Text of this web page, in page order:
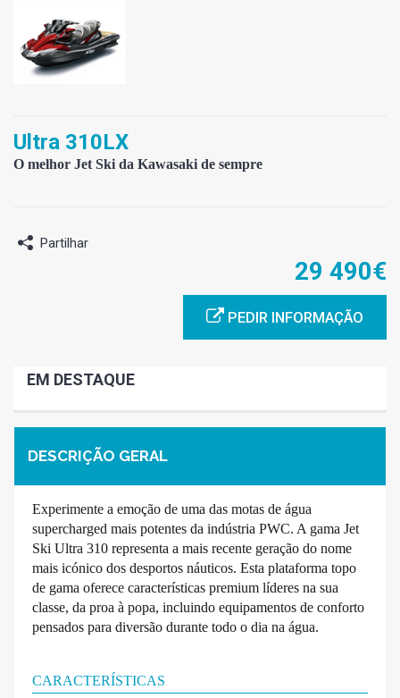
Ultra 310LX
O melhor Jet Ski da Kawasaki de sempre
Partilhar
29 490€
PEDIR INFORMAÇÃO
EM DESTAQUE
DESCRIÇÃO GERAL
Experimente a emoção de uma das motas de água
supercharged mais potentes da indústria PWC. A gama Jet
Ski Ultra 310 representa a mais recente geração do nome
mais icónico dos desportos náuticos. Esta plataforma topo
de gama oferece características premium líderes na sua
classe, da proa à popa, incluindo equipamentos de conforto
pensados para diversão durante todo o dia na água.
CARACTERÍSTICAS